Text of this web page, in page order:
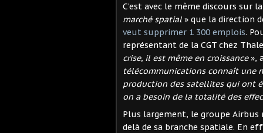
C’est avec le même discours sur
marché spatial » que la direction
veut supprimer 1 300 emplois.
représentant de la CGT chez
crise, il est même en croissance»,
télécommunications connaît une
production des satellites qui ont
on a besoin de la totalité des
Plus largement, le groupe
delà de sa branche spatiale. En